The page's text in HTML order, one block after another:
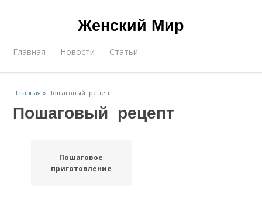
Женский Мир
Главная Новости Статьи
Главная » Пошаговый рецепт
Пошаговый рецепт
Пошаговое
приготовление